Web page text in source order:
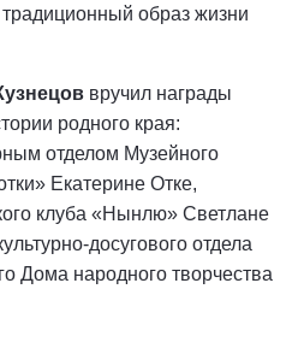
образ жизни
вручил награды
родного края:
отделом Музейного
Екатерине Отке,
клуба «Нынлю» Светлане
досугового отдела
Дома народного творчества